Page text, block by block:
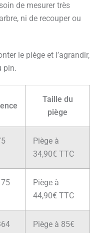
de mesurer très
ni de recouper ou
le piège et l’agrandir,
pin.
Taille du
piège
Piège à
34,90€ TTC
Piège à
44,90€ TTC
Piège à 85€